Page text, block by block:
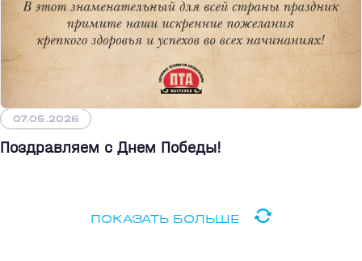
07.05.2026
Поздравляем с Днем Победы!
ПОКАЗАТЬ БОЛЬШЕ